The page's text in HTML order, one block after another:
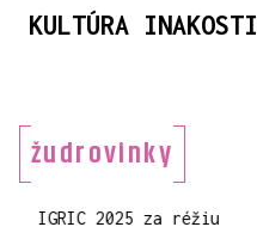
KULTÚRA INAKOSTI
žudrovinky
IGRIC 2025 za réžiu